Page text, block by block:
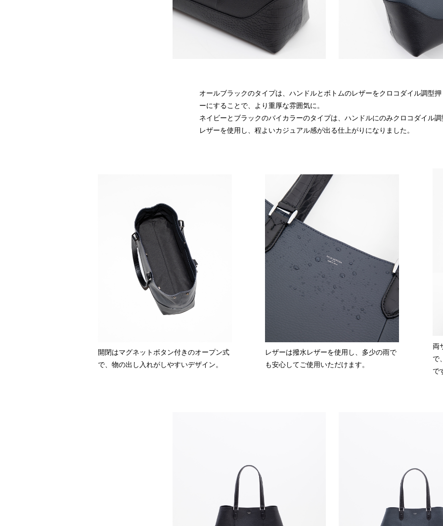
オールブラックのタイプは、ハンドルとボトムのレザーをクロコダイル調型
ーにすることで、より重厚な雰囲気に。
ネイビーとブラックのバイカラーのタイプは、ハンドルにのみクロコダイル
レザーを使用し、程よいカジュアル感が出る仕上がりになりました。
開閉はマグネットボタン付きのオープン式
で、物の出し入れがしやすいデザイン。
レザーは撥水レザーを使用し、多少の雨で
も安心してご使用いただけます。
両
で
で